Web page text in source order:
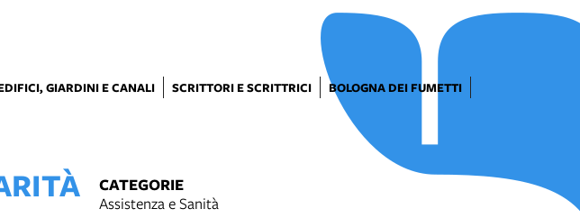
GIARDINI E CANALI SCRITTORI E SCRITTRICI
BOLOGNA DEI FUMETTI
CATEGORIE
Assistenza e Sanità